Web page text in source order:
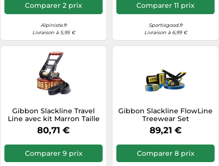
Comparer 2 prix
Alpiniste.fr
Livraison à 5,95 €
Comparer 11 prix
Sportisgood.fr
Livraison à 6,99 €
Gibbon Slackline Travel
Line avec kit Marron Taille
M
80,71 €
Comparer 9 prix
Gibbon Slackline FlowLine
Treewear Set
89,21 €
Comparer 8 prix